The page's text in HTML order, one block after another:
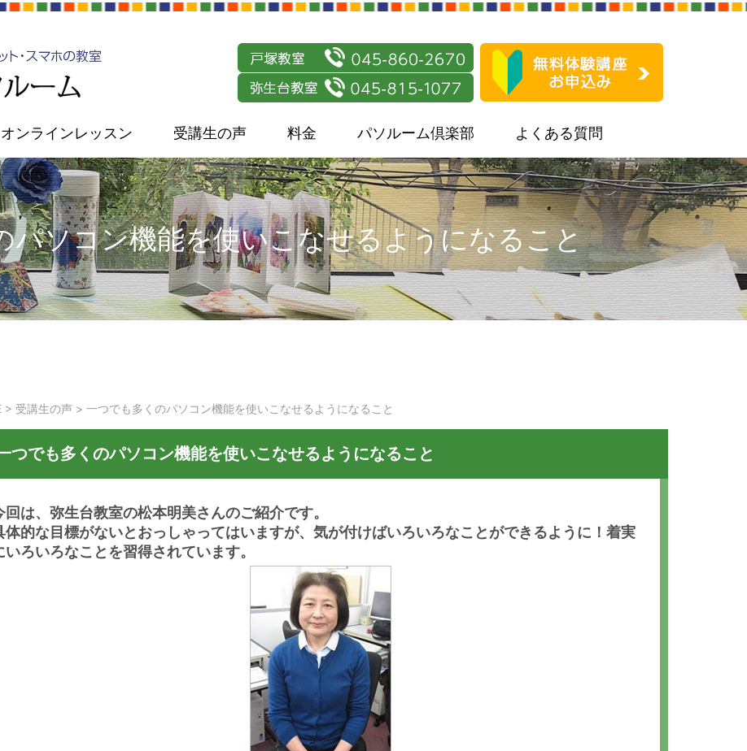
オンラインレッスン 受講生の声 料金 パソルーム倶楽部 よくある質問
パソコン機能を使いこなせるようになること
> 受講生の声 > 一つでも多くのパソコン機能を使いこなせるようになること
つでも多くのパソコン機能を使いこなせるようになること
回は、弥生台教室の松本明美さんのご紹介です。
体的な目標がないとおっしゃってはいますが、気が付けばいろいろなことができるように！着実
いろいろなことを習得されています。